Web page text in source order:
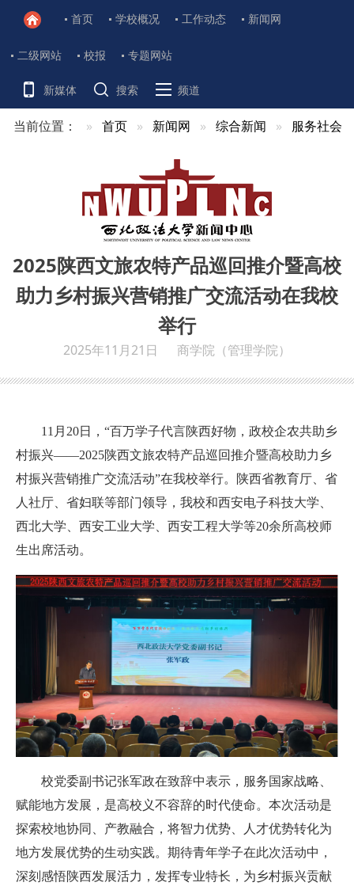
首页 学校概况 工作动态 新闻网
二级网站 校报 专题网站
新媒体 搜索 频道
当前位置： 首页 新闻网 综合新闻 服务社会
2025陕西文旅农特产品巡回推介暨高校
助力乡村振兴营销推广交流活动在我校
举行
2025年11月21日 商学院（管理学院）
11月20日，“百万学子代言陕西好物，政校企农共助乡
村振兴——2025陕西文旅农特产品巡回推介暨高校助力乡
村振兴营销推广交流活动”在我校举行。 陕西省教育厅、省
人社厅、省妇联等部门领导， 我校和西安电子科技大学、
西北大学、西安工业大学、西安工程大学等20余所高校师
生出席活动。
校党委副书记张军政在致辞中表示 ，服务国家战略、
赋能地方发展，是高校义不容辞的时代使命。本次活动是
探索校地协同、产教融合，将智力优势、人才优势转化为
地方发展优势的生动实践。期待青年学子在此次活动中，
深刻感悟陕西发展活力，发挥专业特长，为乡村振兴贡献